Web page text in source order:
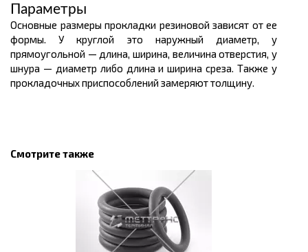
Параметры
Основные размеры прокладки резиновой зависят от ее
формы. У круглой это наружный диаметр, у
прямоугольной — длина, ширина, величина отверстия, у
шнура — диаметр либо длина и ширина среза. Также у
прокладочных приспособлений замеряют толщину.
Смотрите также